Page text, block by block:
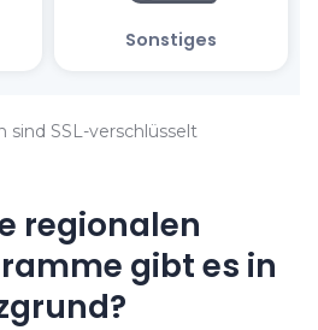
sind SSL-verschlüsselt
regionalen
gibt es in